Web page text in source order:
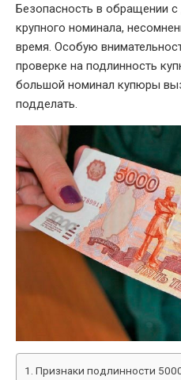
Безопасность в обращении
крупного номинала,
время. Особую
проверке на подлинность
большой номинал купюры
подделать.
Признаки подлинности